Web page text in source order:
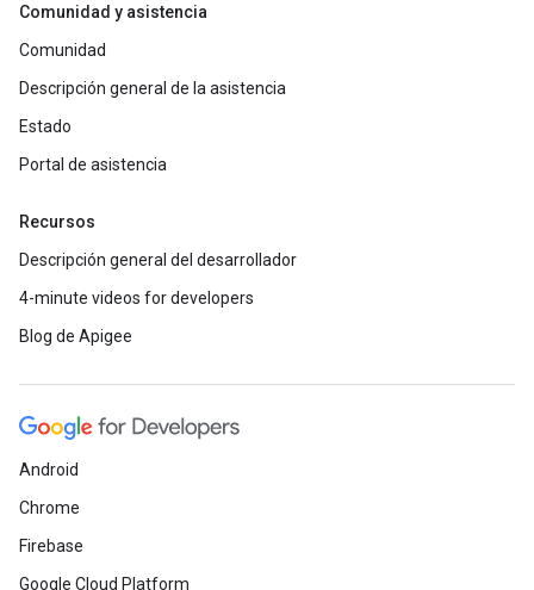
Comunidad y asistencia
Comunidad
Descripción general de la asistencia
Estado
Portal de asistencia
Recursos
Descripción general del desarrollador
4-minute videos for developers
Blog de Apigee
Android
Chrome
Firebase
Google Cloud Platform